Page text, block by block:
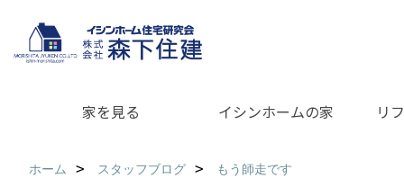
家を見る イシンホームの家 リ
ホーム スタッフブログ もう師走です